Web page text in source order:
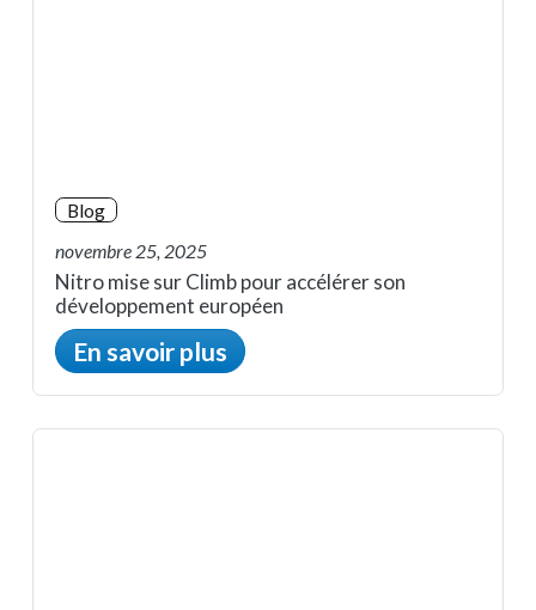
Blog
novembre 25, 2025
Nitro mise sur Climb pour accélérer son
développement européen
En savoir plus